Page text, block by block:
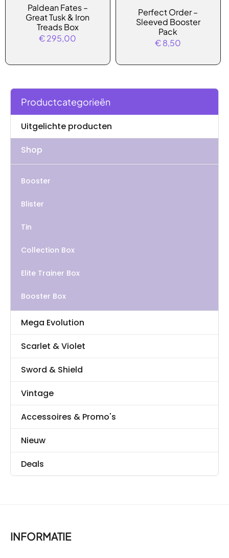
Paldean Fates –
Great Tusk & Iron
Treads Box
€295,00
Perfect Order –
Sleeved Booster
Pack
€8,50
Productcategorieën
Uitgelichte producten
Shop
Booster
Blister
Tin
Collection Box
Elite Trainer Box
Booster Box
Mega Evolution
Scarlet & Violet
Sword & Shield
Vintage
Accessoires & Promo's
Nieuw
Deals
INFORMATIE